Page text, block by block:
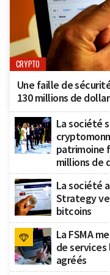
CRYPTO
Une faille de
130 millions de
La société
patrimoine
millions de
La société
Strategy
bitcoins
La FSMA
de services
agréés